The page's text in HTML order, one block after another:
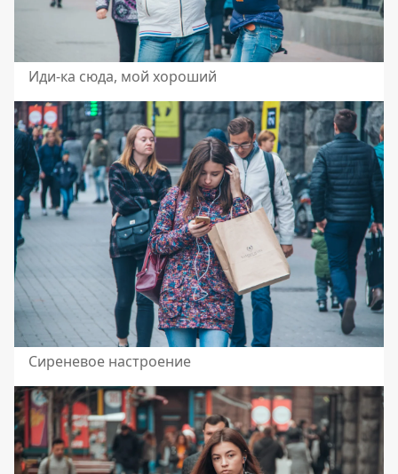
Иди-ка сюда, мой хороший
Сиреневое настроение